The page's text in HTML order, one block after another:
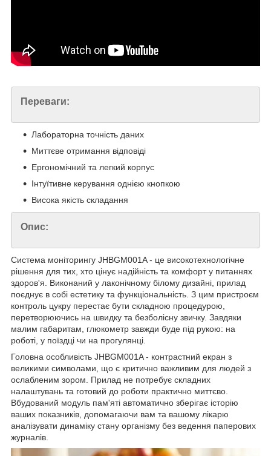
Переваги:
Лабораторна точність даних
Миттєве отримання відповіді
Ергономічний та легкий корпус
Інтуїтивне керування однією кнопкою
Висока якість складання
Опис:
Система моніторингу JHBGM001A - це високотехнологічне
рішення для тих, хто цінує надійність та комфорт у питаннях
здоров'я. Виконаний у лаконічному білому дизайні, прилад
поєднує в собі естетику та функціональність. З цим пристроєм
контроль цукру перестає бути складною процедурою,
перетворюючись на швидку та безболісну звичку. Завдяки
малим габаритам, глюкометр завжди буде під рукою: на
роботі, у поїздці чи на прогулянці.
Головна особливість JHBGM001A - контрастний екран з
великими символами, що є критично важливим для людей з
ослабленим зором. Прилад не потребує складних
налаштувань та готовий до роботи практично миттєво.
Вбудований модуль пам'яті автоматично зберігає історію
ваших показників, допомагаючи вам та вашому лікарю
аналізувати динаміку стану організму без ведення паперових
журналів.